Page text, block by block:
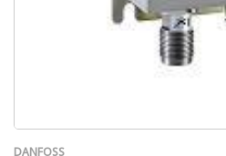
DANFOSS